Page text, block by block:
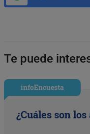
Te puede
infoEncuesta
¿Cuáles son